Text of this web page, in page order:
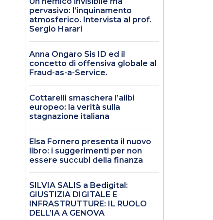
pervasivo: l’inquinamento
atmosferico. Intervista al prof.
Sergio Harari
Anna Ongaro Sis ID ed il
concetto di offensiva globale al
Fraud-as-a-Service.
Cottarelli smaschera l’alibi
europeo: la verità sulla
stagnazione italiana
Elsa Fornero presenta il nuovo
libro: i suggerimenti per non
essere succubi della finanza
SILVIA SALIS a Bedigital:
GIUSTIZIA DIGITALE E
INFRASTRUTTURE: IL RUOLO
DELL’IA A GENOVA